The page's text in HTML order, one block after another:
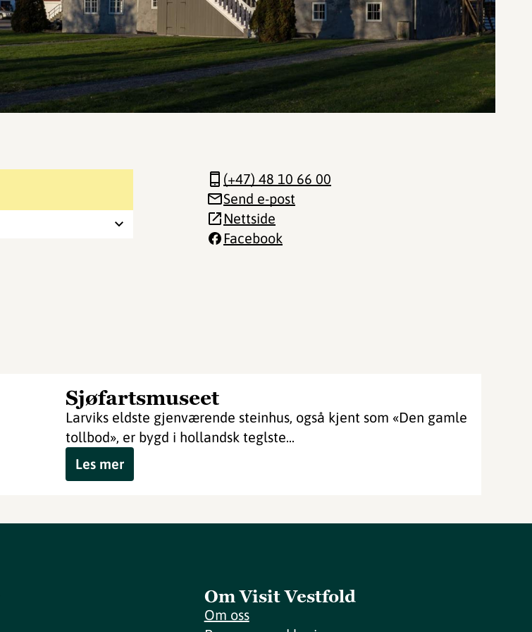
(+47) 48 10 66 00
Send e-post
Nettside
Facebook
Sjøfartsmuseet
Larviks eldste gjenværende steinhus, også kjent som «Den gamle
tollbod», er bygd i hollandsk teglste...
Les mer
Om Visit Vestfold
Om oss